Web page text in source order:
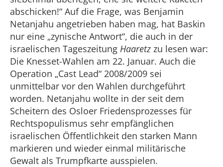
abschicken!“ Auf die Frage, was Benjamin
Netanjahu angetrieben haben mag, hat Baskin
nur eine „zynische Antwort“, die auch in der
israelischen Tageszeitung Haaretz zu lesen war:
Die Knesset-Wahlen am 22. Januar. Auch die
Operation „Cast Lead“ 2008/2009 sei
unmittelbar vor den Wahlen durchgeführt
worden. Netanjahu wollte in der seit dem
Scheitern des Osloer Friedensprozesses für
Rechtspopulismus sehr empfänglichen
israelischen Öffentlichkeit den starken Mann
markieren und wieder einmal militärische
Gewalt als Trumpfkarte ausspielen.